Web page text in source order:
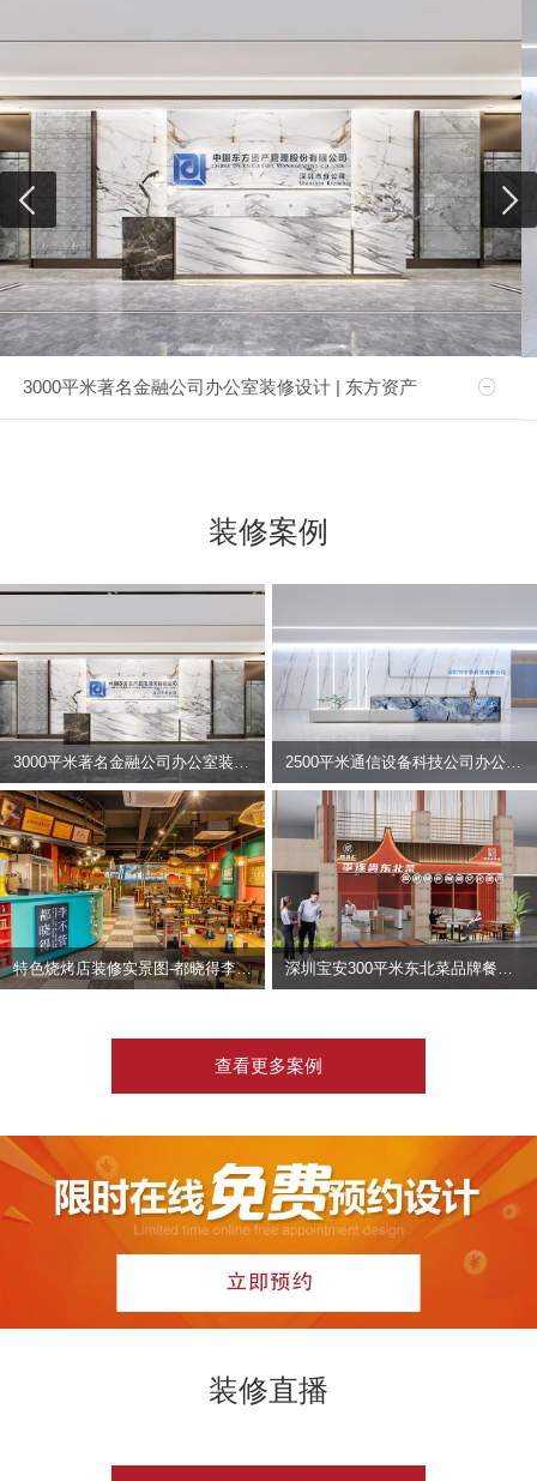
3000平米著名金融公司办公室装修设计 | 东方资产
装修案例
2500平米通信设备科技公司办公室设计 | 宇泰科技
特色烧烤店装修实景图-都晓得李不管
查看更多案例
装修直播